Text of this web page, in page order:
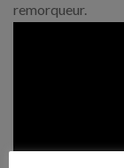
remorqueur.